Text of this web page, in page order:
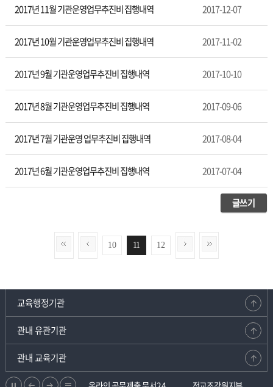
2017년 11월 기관운영업무추진비 집행내역 2017-12-07
2017년 10월 기관운영업무추진비 집행내역 2017-11-02
2017년 9월 기관운영업무추진비 집행내역 2017-10-10
2017년 8월 기관운영업무추진비 집행내역 2017-09-06
2017년 7월 기관운영 업무추진비 집행내역 2017-08-04
2017년 6월 기관운영업무추진비 집행내역 2017-07-04
글쓰기
10 11 12
교육행정기관
관내 유관기관
관내 교육기관
정 이 다 리